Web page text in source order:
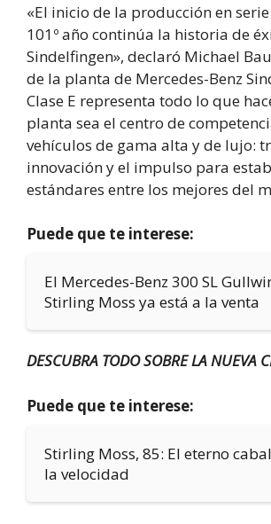
«El inicio de la producción en
101º año continúa la historia de
Sindelfingen», declaró Michael
de la planta de Mercedes-Benz
Clase E representa todo lo que
planta sea el centro de
vehículos de gama alta y de lujo:
innovación y el impulso para
estándares entre los mejores del
Puede que te interese:
El Mercedes-Benz 300 SL
Stirling Moss ya está a la venta
DESCUBRA TODO SOBRE LA NUEVA
Puede que te interese:
Stirling Moss, 85: El eterno
la velocidad